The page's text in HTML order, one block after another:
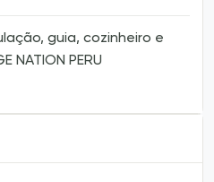
guia, cozinheiro e
NATION PERU